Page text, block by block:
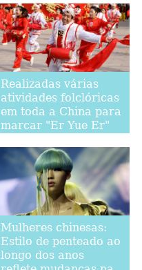
Realizadas várias
atividades folclóricas
em toda a China para
marcar "Er Yue Er"
Mulheres chinesas:
Estilo de penteado ao
longo dos anos